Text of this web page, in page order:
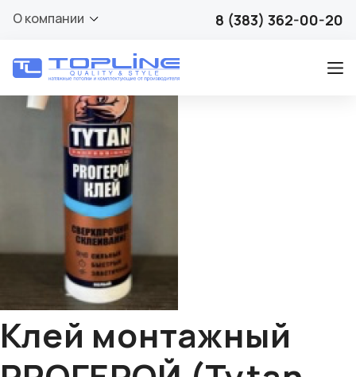
О компании 8 (383) 362-00-20
Клей монтажный